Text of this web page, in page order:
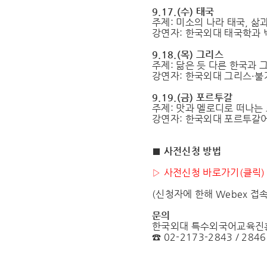
9.17.(수) 태국
주제: 미소의 나라 태국, 삶
강연자: 한국외대 태국학과
9.18.(목) 그리스
주제: 닮은 듯 다른 한국과
강연자: 한국외대 그리스·
9.19.(금) 포르투갈
주제: 맛과 멜로디로 떠나
강연자: 한국외대 포르투갈
■ 사전신청 방법
▷ 사전신청 바로가기(클릭)
(신청자에 한해 Webex 접
문의
한국외대 특수외국어교육진
☎ 02-2173-2843 / 2846